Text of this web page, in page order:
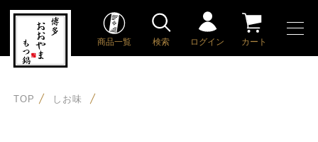
商品一覧 検索 ログイン カート
TOP しお味